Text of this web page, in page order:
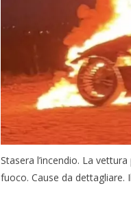
Stasera l’incendio. La
fuoco. Cause da dettagliare.